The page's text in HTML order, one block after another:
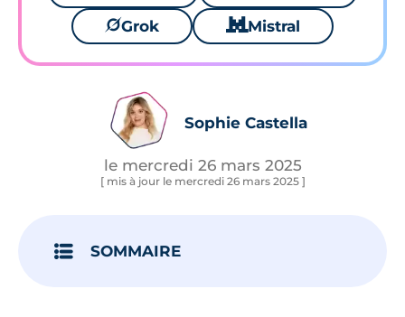
🪐Grok 🐱 Mistral
Sophie Castella
le mercredi 26 mars 2025
[ mis à jour le mercredi 26 mars 2025 ]
SOMMAIRE